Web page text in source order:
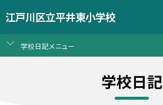
江戸川区立平井東小学校
学校日記メニュー
学校日記